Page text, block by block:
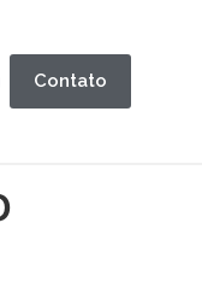
Contato